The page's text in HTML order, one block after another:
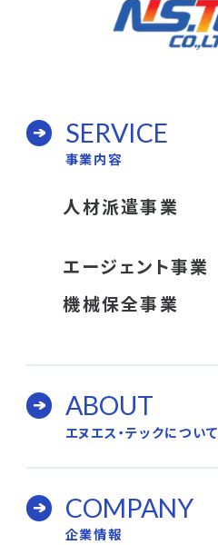
SERVICE
事業内容
人材派遣事業
エージェント事業
機械保全事業
ABOUT
エヌエス・テックについて
COMPANY
企業情報